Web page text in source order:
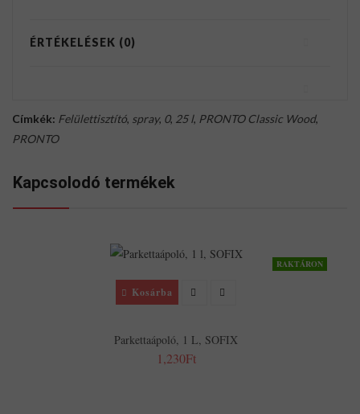
ÉRTÉKELÉSEK (0)
Címkék: Felülettisztító, spray, 0, 25 l, PRONTO Classic Wood,
PRONTO
Kapcsolodó termékek
RAKTÁRON
Kosárba
Parkettaápoló, 1 L, SOFIX
1,230Ft